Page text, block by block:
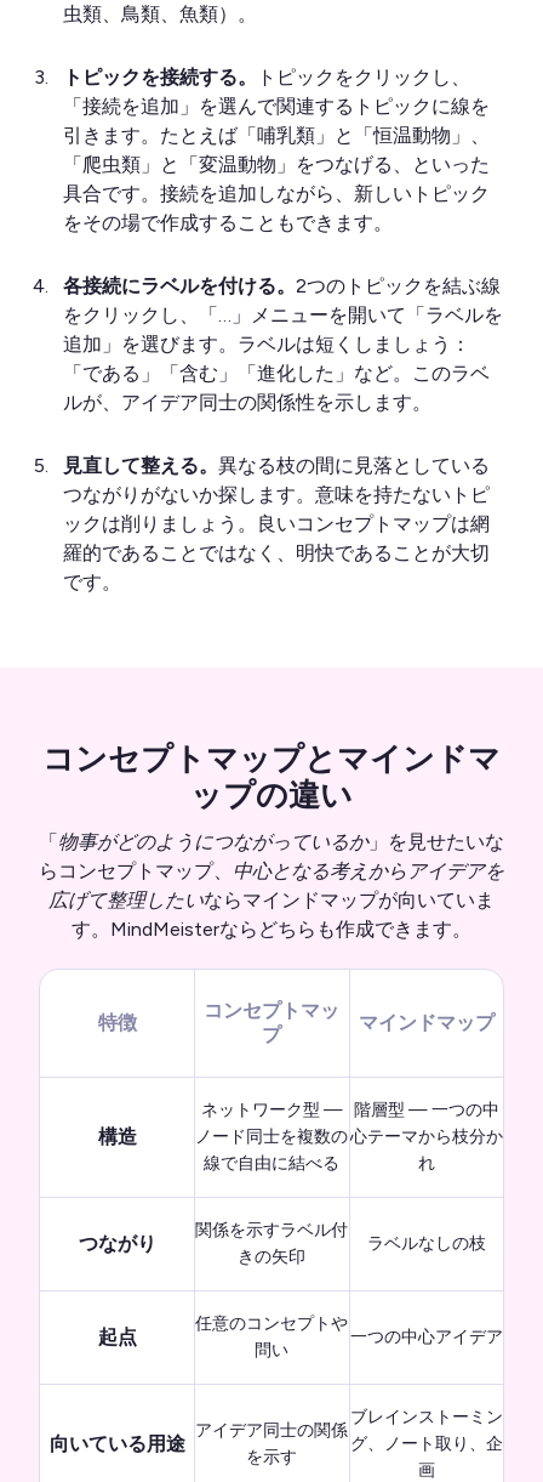
虫類、鳥類、魚類）。
トピックを接続する。
トピックをクリックし、
「接続を追加」を選んで関連するトピックに線を
引きます。たとえば「哺乳類」と「恒温動物」、
「爬虫類」と「変温動物」をつなげる、といった
具合です。接続を追加しながら、新しいトピック
をその場で作成することもできます。
各接続にラベルを付ける。 2つのトピックを結ぶ線
をクリックし、「…」メニューを開いて「ラベルを
追加」を選びます。ラベルは短くしましょう：
「である」「含む」「進化した」など。このラベ
ルが、アイデア同士の関係性を示します。
見直して整える。 異なる枝の間に見落としている
つながりがないか探します。意味を持たないトピ
ックは削りましょう。良いコンセプトマップは網
羅的であることではなく、明快であることが大切
です。
コンセプトマップとマインドマ
ップの違い
「物事がどのようにつながっているか」を見せたいな
らコンセプトマップ、
中心となる考えからアイデアを
広げて整理したいならマインドマップが向いていま
す。MindMeisterならどちらも作成できます。
特徴
コンセプトマッ
プ
マインドマップ
構造
ネットワーク型 —
ノード同士を複数の
線で自由に結べる
階層型 — 一つの中
心テーマから枝分か
れ
つながり
関係を示すラベル付
きの矢印
ラベルなしの枝
起点
任意のコンセプトや
問い
一つの中心アイデア
向いている用途
アイデア同士の関係
を示す
ブレインストーミン
グ、ノート取り、企
画